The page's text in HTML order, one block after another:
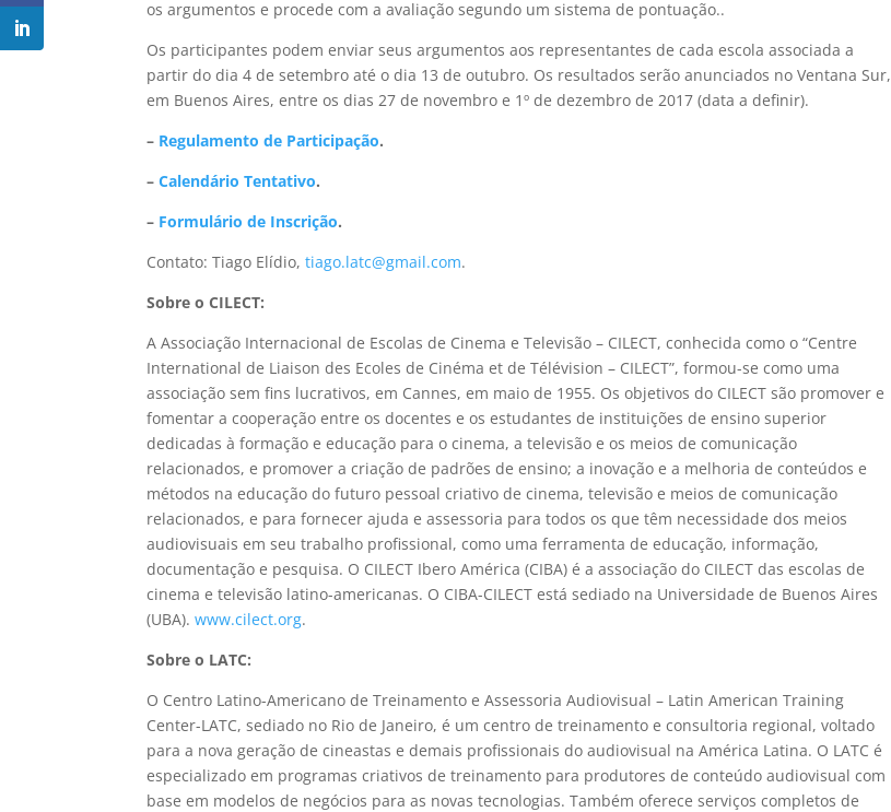
os argumentos e procede com a avaliação segundo um sistema de pontuação..
Os participantes podem enviar seus argumentos aos representantes de cada escola associada a
partir do dia 4 de setembro até o dia 13 de outubro. Os resultados serão anunciados no Ventana Sur,
em Buenos Aires, entre os dias 27 de novembro e 1º de dezembro de 2017 (data a definir).
– Regulamento de Participação.
–Calendário Tentativo.
– Formulário de Inscrição.
Contato: Tiago Elídio,tiago.latc@gmail.com.
Sobre o CILECT:
A Associação Internacional de Escolas de Cinema e Televisão – CILECT, conhecida como o “Centre
International de Liaison des Ecoles de Cinéma et de Télévision – CILECT”, formou-se como uma
associação sem fins lucrativos, em Cannes, em maio de 1955. Os objetivos do CILECT são promover e
fomentar a cooperação entre os docentes e os estudantes de instituições de ensino superior
dedicadas à formação e educação para o cinema, a televisão e os meios de comunicação
relacionados, e promover a criação de padrões de ensino; a inovação e a melhoria de conteúdos e
métodos na educação do futuro pessoal criativo de cinema, televisão e meios de comunicação
relacionados, e para fornecer ajuda e assessoria para todos os que têm necessidade dos meios
audiovisuais em seu trabalho profissional, como uma ferramenta de educação, informação,
documentação e pesquisa. O CILECT Ibero América (CIBA) é a associação do CILECT das escolas de
cinema e televisão latino-americanas. O CIBA-CILECT está sediado na Universidade de Buenos Aires
(UBA).www.cilect.org.
Sobre o LATC:
O Centro Latino-Americano de Treinamento e Assessoria Audiovisual – Latin American Training
Center-LATC, sediado no Rio de Janeiro, é um centro de treinamento e consultoria regional, voltado
para a nova geração de cineastas e demais profissionais do audiovisual na América Latina. O LATC é
especializado em programas criativos de treinamento para produtores de conteúdo audiovisual com
base em modelos de negócios para as novas tecnologias. Também oferece serviços completos de